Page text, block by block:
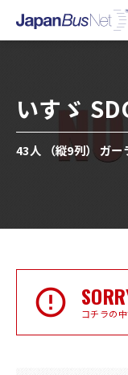
いすゞ
43人 （縦9列） ガ
コチラの